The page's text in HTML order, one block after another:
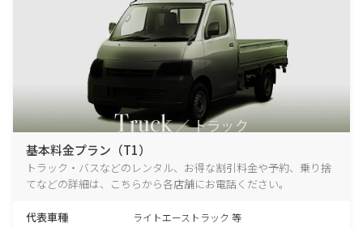
基本料金プラン（T1）
トラック・バスなどのレンタル、お得な割引料金や予約、乗り捨
てなどの詳細は、こちらから各店舗にお電話ください。
代表車種 ライトエーストラック 等